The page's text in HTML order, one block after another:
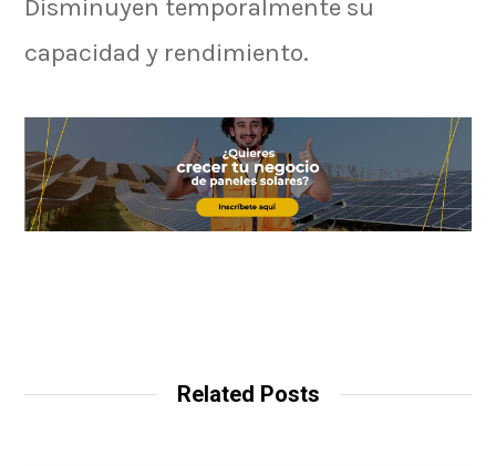
Disminuyen temporalmente su
capacidad y rendimiento.
Related Posts